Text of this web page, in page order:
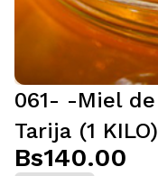
061- -Miel de
Tarija (1 KILO)
Bs140.00